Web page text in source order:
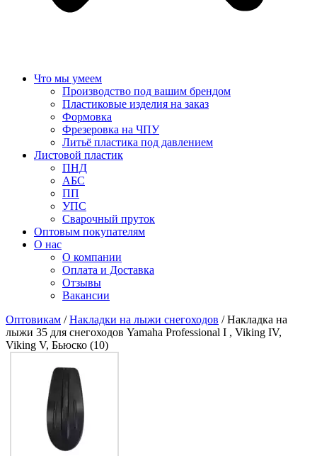
Что мы умеем
Производство под вашим брендом
Пластиковые изделия на заказ
Формовка
Фрезеровка на ЧПУ
Литьё пластика под давлением
Листовой пластик
ПНД
АБС
ПП
УПС
Сварочный пруток
Оптовым покупателям
О нас
О компании
Оплата и Доставка
Отзывы
Вакансии
Оптовикам /Накладки на лыжи снегоходов / Накладка на
лыжи 35 для снегоходов Yamaha Professional I , Viking IV,
Viking V, Бьюско (10)